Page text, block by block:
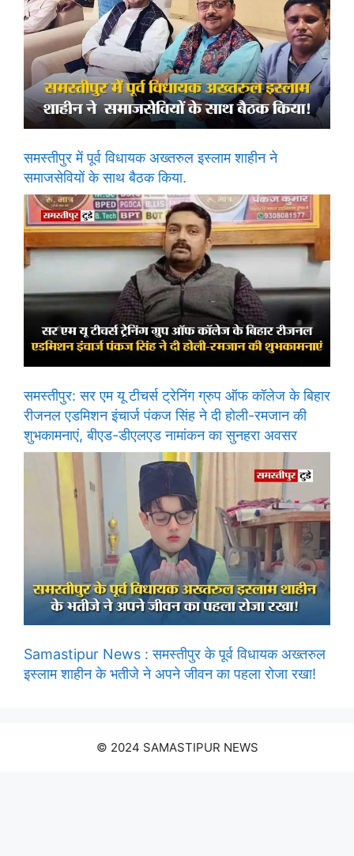
समस्तीपुर में पूर्व विधायक अख्तरुल इस्लाम शाहीन ने
समाजसेवियों के साथ बैठक किया.
समस्तीपुर: सर एम यू टीचर्स ट्रेनिंग ग्रुप ऑफ कॉलेज के बिहार
रीजनल एडमिशन इंचार्ज पंकज सिंह ने दी होली-रमजान की
शुभकामनाएं, बीएड-डीएलएड नामांकन का सुनहरा अवसर
Samastipur News : समस्तीपुर के पूर्व विधायक अख्तरुल
इस्लाम शाहीन के भतीजे ने अपने जीवन का पहला रोजा रखा!
© 2024 SAMASTIPUR NEWS